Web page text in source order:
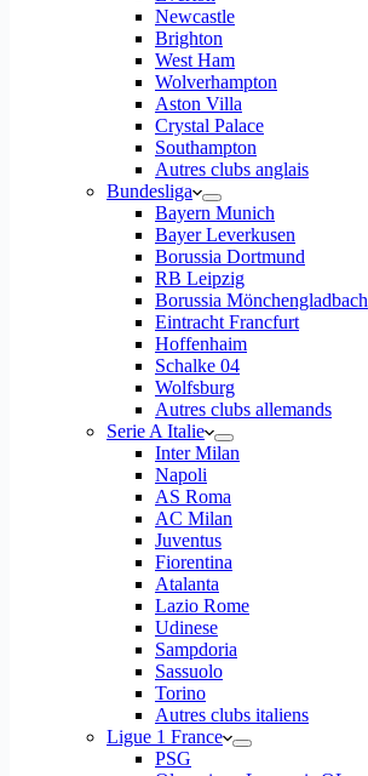
Newcastle
Brighton
West Ham
Wolverhampton
Aston Villa
Crystal Palace
Southampton
Autres clubs anglais
Bundesliga
Bayern Munich
Bayer Leverkusen
Borussia Dortmund
RB Leipzig
Borussia Mönchengladbach
Eintracht Francfurt
Hoffenhaim
Schalke 04
Wolfsburg
Autres clubs allemands
Serie A Italie
Inter Milan
Napoli
AS Roma
AC Milan
Juventus
Fiorentina
Atalanta
Lazio Rome
Udinese
Sampdoria
Sassuolo
Torino
Autres clubs italiens
Ligue 1 France
PSG